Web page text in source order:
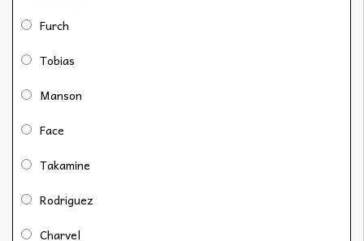
Furch
Tobias
Manson
Face
Takamine
Rodriguez
Charvel